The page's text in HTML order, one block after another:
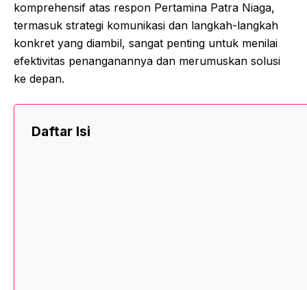
komprehensif atas respon Pertamina Patra Niaga,
termasuk strategi komunikasi dan langkah-langkah
konkret yang diambil, sangat penting untuk menilai
efektivitas penanganannya dan merumuskan solusi
ke depan.
Daftar Isi